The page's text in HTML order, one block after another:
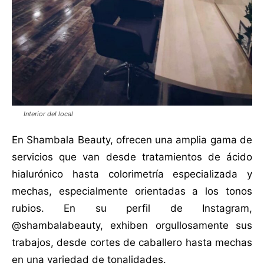
Interior del local
En Shambala Beauty, ofrecen una amplia gama de
servicios que van desde tratamientos de ácido
hialurónico hasta colorimetría especializada y
mechas, especialmente orientadas a los tonos
rubios. En su perfil de Instagram,
@shambalabeauty, exhiben orgullosamente sus
trabajos, desde cortes de caballero hasta mechas
en una variedad de tonalidades.